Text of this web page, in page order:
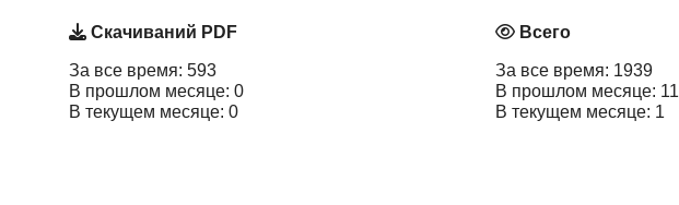
Скачиваний PDF
За все время: 593
В прошлом месяце: 0
В текущем месяце: 0
Всего
За все время: 1939
В прошлом месяце: 11
В текущем месяце: 1